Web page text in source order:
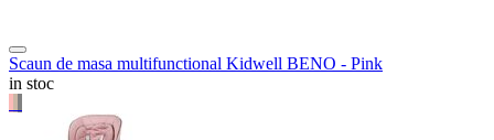
Scaun de masa multifunctional Kidwell BENO - Pink
in stoc